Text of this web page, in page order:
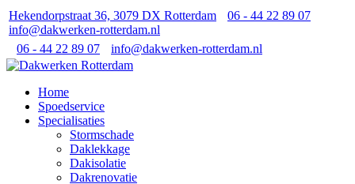
Hekendorpstraat 36, 3079 DX Rotterdam
06 - 44 22 89 07
info@dakwerken-rotterdam.nl
06 - 44 22 89 07
info@dakwerken-rotterdam.nl
Home
Spoedservice
Specialisaties
Stormschade
Daklekkage
Dakisolatie
Dakrenovatie